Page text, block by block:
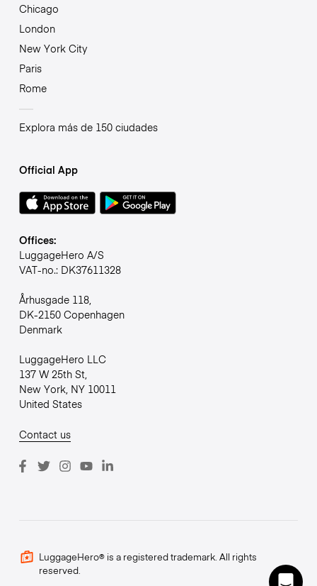
Chicago
London
New York City
Paris
Rome
Explora más de 150 ciudades
Official App
Offices:
LuggageHero A/S
VAT-no.: DK37611328
Århusgade 118,
DK-2150 Copenhagen
Denmark
LuggageHero LLC
137 W 25th St,
New York, NY 10011
United States
Contact us
LuggageHero® is a registered trademark. All rights
reserved.